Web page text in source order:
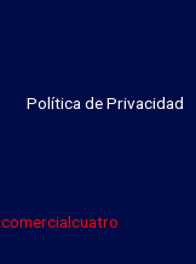
Política de Privacidad
comercialcuatro